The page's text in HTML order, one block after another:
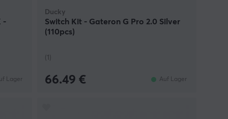
-
Lager
Ducky
Switch Kit - Gateron G Pro 2.0 Silver
(110pcs)
(1)
66.49 € Auf Lager